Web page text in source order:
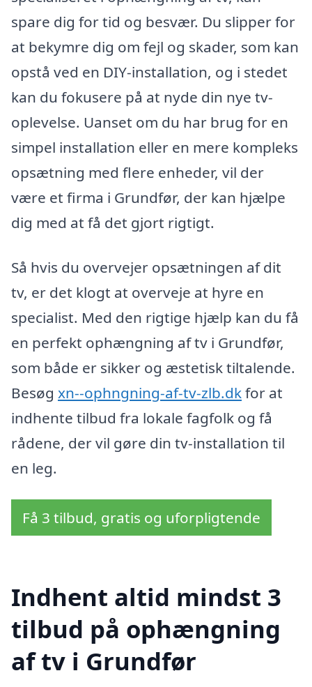
spare dig for tid og besvær. Du slipper for
at bekymre dig om fejl og skader, som kan
opstå ved en DIY-installation, og i stedet
kan du fokusere på at nyde din nye tv-
oplevelse. Uanset om du har brug for en
simpel installation eller en mere kompleks
opsætning med flere enheder, vil der
være et firma i Grundfør, der kan hjælpe
dig med at få det gjort rigtigt.
Så hvis du overvejer opsætningen af dit
tv, er det klogt at overveje at hyre en
specialist. Med den rigtige hjælp kan du få
en perfekt ophængning af tv i Grundfør,
som både er sikker og æstetisk tiltalende.
Besøg xn--ophngning-af-tv-zlb.dkfor at
indhente tilbud fra lokale fagfolk og få
rådene, der vil gøre din tv-installation til
en leg.
Få 3 tilbud, gratis og uforpligtende
Indhent altid mindst 3
tilbud på ophængning
af tv i Grundfør